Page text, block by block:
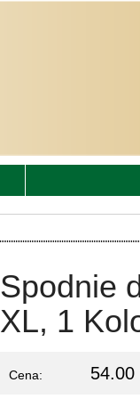
Spodnie
XL, 1
Cena: 54.00